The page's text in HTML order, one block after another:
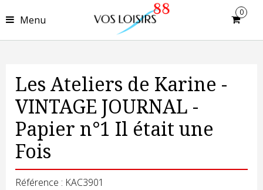
Menu
0
Les Ateliers de Karine -
VINTAGE JOURNAL -
Papier n°1 Il était une
Fois
Référence : KAC3901